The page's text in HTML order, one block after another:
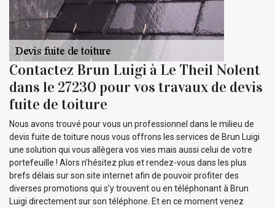
Contactez Brun Luigi à Le Theil Nolent
dans le 27230 pour vos travaux de devis
fuite de toiture
Nous avons trouvé pour vous un professionnel dans le milieu de
devis fuite de toiture nous vous offrons les services de Brun Luigi
une solution qui vous allègera vos vies mais aussi celui de votre
portefeuille ! Alors n’hésitez plus et rendez-vous dans les plus
brefs délais sur son site internet afin de pouvoir profiter des
diverses promotions qui s’y trouvent ou en téléphonant à Brun
Luigi directement sur son téléphone. Et en ce moment venez